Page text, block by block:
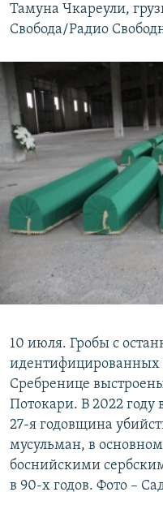
Тамуна Чкареули,
Свобода/Радио
10 июля. Гробы с
идентифицированных
Сребренице
Потокари. В 2022 году
27-я годовщина
мусульман, в
боснийскими
в 90-х годов. Фото –